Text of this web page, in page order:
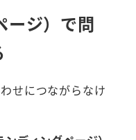
ージ）で問
せにつながらなけ